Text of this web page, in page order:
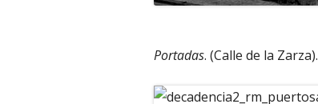
Portadas. (Calle de la Zarza).